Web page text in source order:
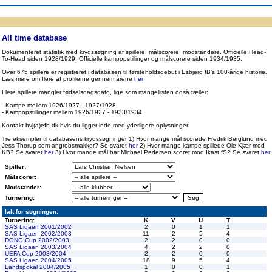
All time database
Dokumenteret statistik med krydssøgning af spillere, målscorere, modstandere. Officielle Head-
To-Head siden 1928/1929. Officielle kampopstillinger og målscorere siden 1934/1935.
Over 675 spillere er registreret i databasen til førsteholdsdebut i Esbjerg fB's 100-årige historie.
Læs mere om flere af profilerne gennem årene her
Flere spillere mangler fødselsdagsdato, lige som mangellisten også tæller:
- Kampe mellem 1926/1927 - 1927/1928
- Kampopstillinger mellem 1926/1927 - 1933/1934
Kontakt hvj(a)efb.dk hvis du ligger inde med yderligere oplysninger.
Tre eksempler til databasens krydssøgninger 1) Hvor mange mål scorede Fredrik Berglund med
Jess Thorup som angrebsmakker? Se svaret her2) Hvor mange kampe spillede Ole Kjær mod
KB? Se svaret her3) Hvor mange mål har Michael Pedersen scoret mod Ikast fS? Se svaret her
Spiller:
Målscorer:
Modstander:
Turnering:
Ialt for søgningen:
Turnering:
K V U
T
SAS Ligaen 2001/2002
2 0 1
1
SAS Ligaen 2002/2003
11 2 5
4
DONG Cup 2002/2003
2 2 0
0
SAS Ligaen 2003/2004
4 2 2
0
UEFA Cup 2003/2004
2 2 0
0
SAS Ligaen 2004/2005
18 9 5
4
Landspokal 2004/2005
1 0 0
1